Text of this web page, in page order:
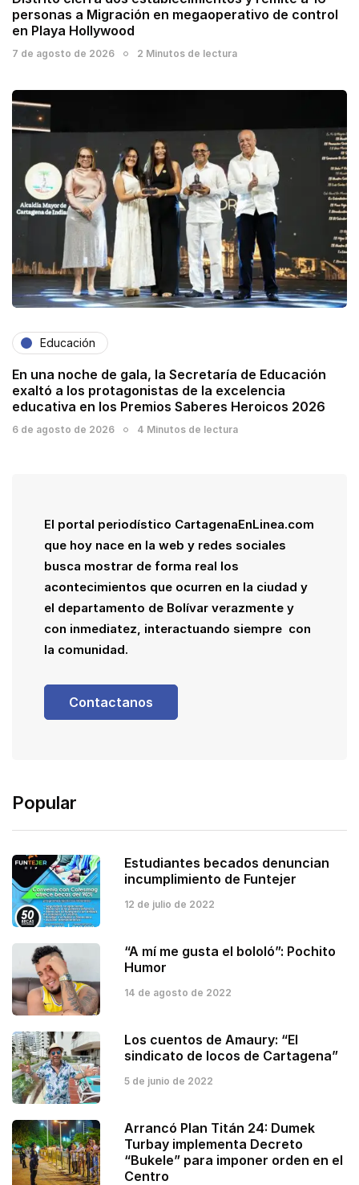
personas a Migración en megaoperativo de control
en Playa Hollywood
7 de agosto de 2026 2 Minutos de lectura
Educación
En una noche de gala, la Secretaría de Educación
exaltó a los protagonistas de la excelencia
educativa en los Premios Saberes Heroicos 2026
6 de agosto de 2026 4 Minutos de lectura
El portal periodístico CartagenaEnLinea.com
que hoy nace en la web y redes sociales
busca mostrar de forma real los
acontecimientos que ocurren en la ciudad y
el departamento de Bolívar verazmente y
con inmediatez, interactuando siempre con
la comunidad.
Contactanos
Popular
Estudiantes becados denuncian
incumplimiento de Funtejer
12 de julio de 2022
“A mí me gusta el bololó”: Pochito
Humor
14 de agosto de 2022
Los cuentos de Amaury: “El
sindicato de locos de Cartagena”
5 de junio de 2022
Arrancó Plan Titán 24: Dumek
Turbay implementa Decreto
“Bukele” para imponer orden en el
Centro